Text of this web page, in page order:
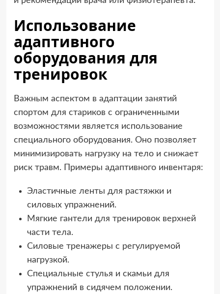
Использование
адаптивного
оборудования для
тренировок
Важным аспектом в адаптации занятий
спортом для стариков с ограниченными
возможностями является использование
специального оборудования. Оно позволяет
минимизировать нагрузку на тело и снижает
риск травм. Примеры адаптивного инвентаря:
Эластичные ленты для растяжки и
силовых упражнений.
Мягкие гантели для тренировок верхней
части тела.
Силовые тренажеры с регулируемой
нагрузкой.
Специальные стулья и скамьи для
упражнений в сидячем положении.